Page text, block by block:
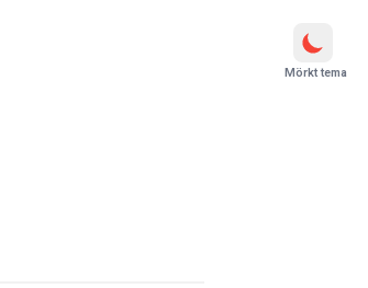
Mörkt tema